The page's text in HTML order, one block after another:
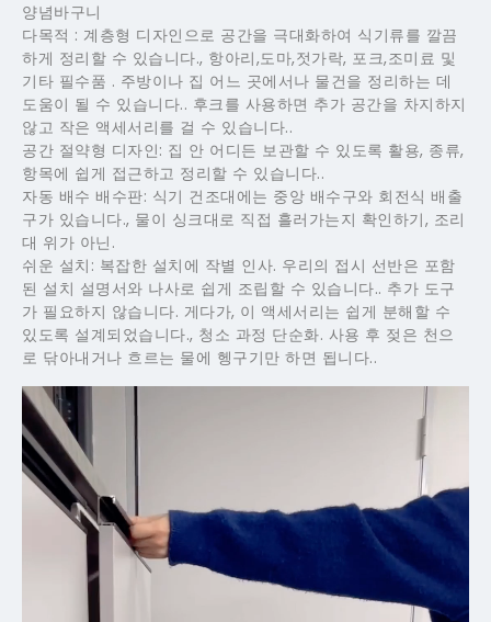
양념바구니
다목적 : 계층형 디자인으로 공간을 극대화하여 식기류를 깔끔
하게 정리할 수 있습니다., 항아리,도마,젓가락, 포크,조미료 및
기타 필수품 . 주방이나 집 어느 곳에서나 물건을 정리하는 데
도움이 될 수 있습니다.. 후크를 사용하면 추가 공간을 차지하지
않고 작은 액세서리를 걸 수 있습니다..
공간 절약형 디자인: 집 안 어디든 보관할 수 있도록 활용, 종류,
항목에 쉽게 접근하고 정리할 수 있습니다..
자동 배수 배수판: 식기 건조대에는 중앙 배수구와 회전식 배출
구가 있습니다., 물이 싱크대로 직접 흘러가는지 확인하기, 조리
대 위가 아닌.
쉬운 설치: 복잡한 설치에 작별 인사. 우리의 접시 선반은 포함
된 설치 설명서와 나사로 쉽게 조립할 수 있습니다.. 추가 도구
가 필요하지 않습니다. 게다가, 이 액세서리는 쉽게 분해할 수
있도록 설계되었습니다., 청소 과정 단순화. 사용 후 젖은 천으
로 닦아내거나 흐르는 물에 헹구기만 하면 됩니다..